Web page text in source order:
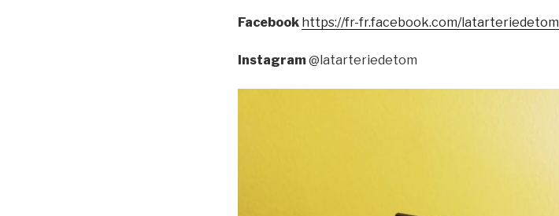
Facebook https://fr-fr.facebook.com/latarteriedetom
Instagram@latarteriedetom